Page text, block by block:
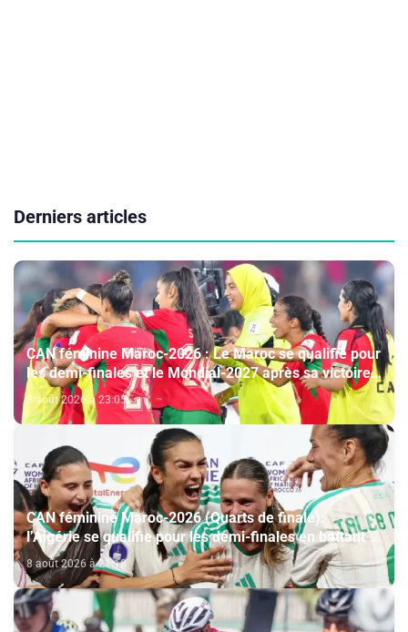
Derniers articles
CAN féminine Maroc-2026 : Le Maroc se qualifie pour
les demi-finales et le Mondial-2027 après sa victoire
face à l’Afrique du Sud (2-1)
8 août 2026 à 23:05
CAN féminine Maroc-2026 (Quarts de finale):
l’Algérie se qualifie pour les demi-finales en battant la
Côte d’Ivoire (2-1)
8 août 2026 à 21:18